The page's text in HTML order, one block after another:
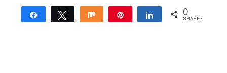
Share Tweet Share Share 0
SHARES